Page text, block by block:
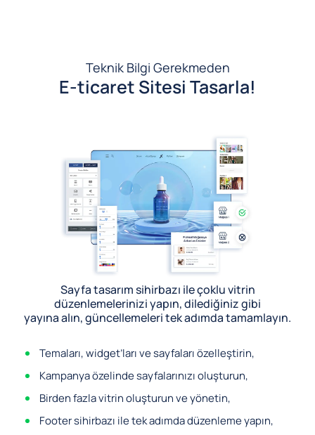
Teknik Bilgi Gerekmeden
E-ticaret Sitesi Tasarla!
Sayfa tasarım sihirbazı ile çoklu vitrin
düzenlemelerinizi yapın, dilediğiniz gibi
yayına alın, güncellemeleri tek adımda tamamlayın.
Temaları, widget’ları ve sayfaları özelleştirin,
Kampanya özelinde sayfalarınızı oluşturun,
Birden fazla vitrin oluşturun ve yönetin,
Footer sihirbazı ile tek adımda düzenleme yapın,